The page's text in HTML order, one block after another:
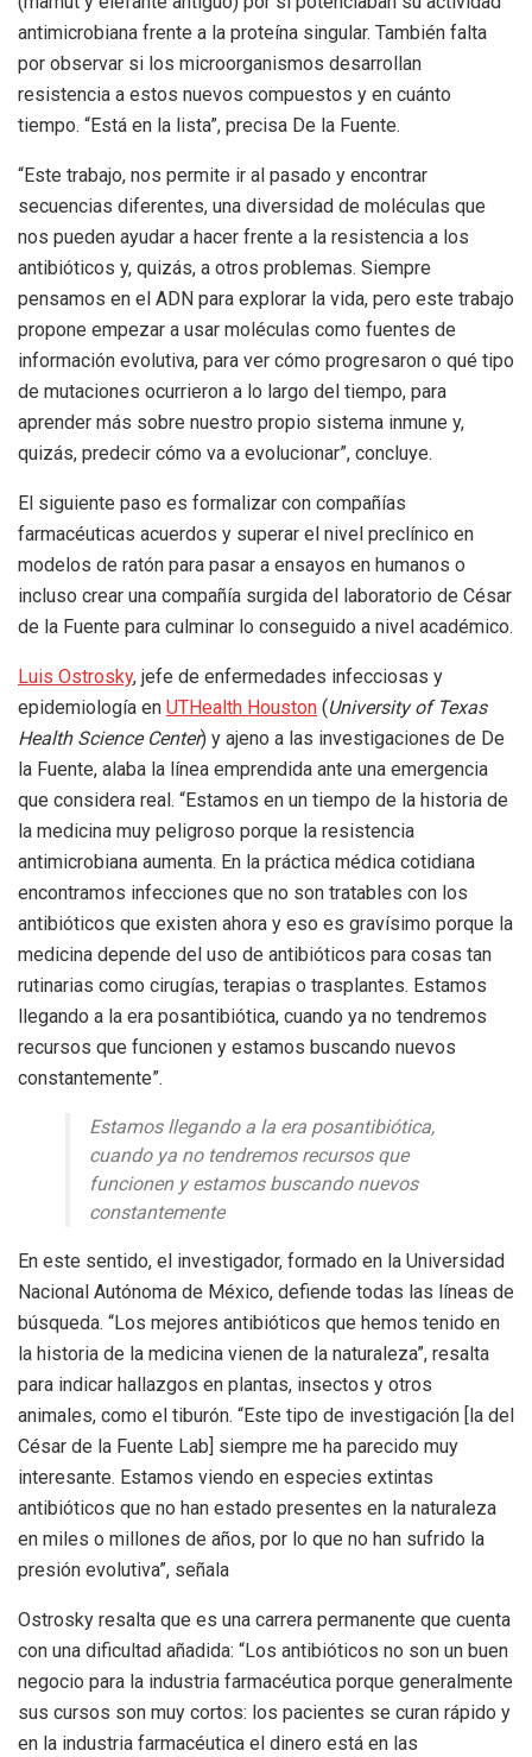
antimicrobiana frente a la proteína singular. También falta
por observar si los microorganismos desarrollan
resistencia a estos nuevos compuestos y en cuánto
tiempo. “Está en la lista”, precisa De la Fuente.
“Este trabajo, nos permite ir al pasado y encontrar
secuencias diferentes, una diversidad de moléculas que
nos pueden ayudar a hacer frente a la resistencia a los
antibióticos y, quizás, a otros problemas. Siempre
pensamos en el ADN para explorar la vida, pero este trabajo
propone empezar a usar moléculas como fuentes de
información evolutiva, para ver cómo progresaron o qué tipo
de mutaciones ocurrieron a lo largo del tiempo, para
aprender más sobre nuestro propio sistema inmune y,
quizás, predecir cómo va a evolucionar”, concluye.
El siguiente paso es formalizar con compañías
farmacéuticas acuerdos y superar el nivel preclínico en
modelos de ratón para pasar a ensayos en humanos o
incluso crear una compañía surgida del laboratorio de César
de la Fuente para culminar lo conseguido a nivel académico.
Luis Ostrosky, jefe de enfermedades infecciosas y
epidemiología en UTHealth Houston (University of Texas
Health Science Center) y ajeno a las investigaciones de De
la Fuente, alaba la línea emprendida ante una emergencia
que considera real. “Estamos en un tiempo de la historia de
la medicina muy peligroso porque la resistencia
antimicrobiana aumenta. En la práctica médica cotidiana
encontramos infecciones que no son tratables con los
antibióticos que existen ahora y eso es gravísimo porque la
medicina depende del uso de antibióticos para cosas tan
rutinarias como cirugías, terapias o trasplantes. Estamos
llegando a la era posantibiótica, cuando ya no tendremos
recursos que funcionen y estamos buscando nuevos
constantemente”.
Estamos llegando a la era posantibiótica,
cuando ya no tendremos recursos que
funcionen y estamos buscando nuevos
constantemente
En este sentido, el investigador, formado en la Universidad
Nacional Autónoma de México, defiende todas las líneas de
búsqueda. “Los mejores antibióticos que hemos tenido en
la historia de la medicina vienen de la naturaleza”, resalta
para indicar hallazgos en plantas, insectos y otros
animales, como el tiburón. “Este tipo de investigación [la del
César de la Fuente Lab] siempre me ha parecido muy
interesante. Estamos viendo en especies extintas
antibióticos que no han estado presentes en la naturaleza
en miles o millones de años, por lo que no han sufrido la
presión evolutiva”, señala
Ostrosky resalta que es una carrera permanente que cuenta
con una dificultad añadida: “Los antibióticos no son un buen
negocio para la industria farmacéutica porque generalmente
sus cursos son muy cortos: los pacientes se curan rápido y
en la industria farmacéutica el dinero está en las